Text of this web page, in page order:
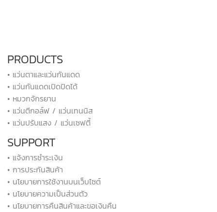
PRODUCTS
• แว่นตาและแว่นกันแดด
• แว่นกันแดดเปิดปิดได้
• หมวกจักรยาน
• แว่นตีกอล์ฟ / แว่นเทนนิส
• แว่นปรับแสง / แว่นเซฟตี้
SUPPORT
• แจ้งการชำระเงิน
• การประกันสินค้า
• นโยบายการใช้งานบนเว็บไซต์
• นโยบายความเป็นส่วนตัว
• นโยบายการคืนสินค้าและขอเงินคืน